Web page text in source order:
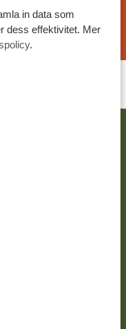
in data som
dess effektivitet. Mer
.